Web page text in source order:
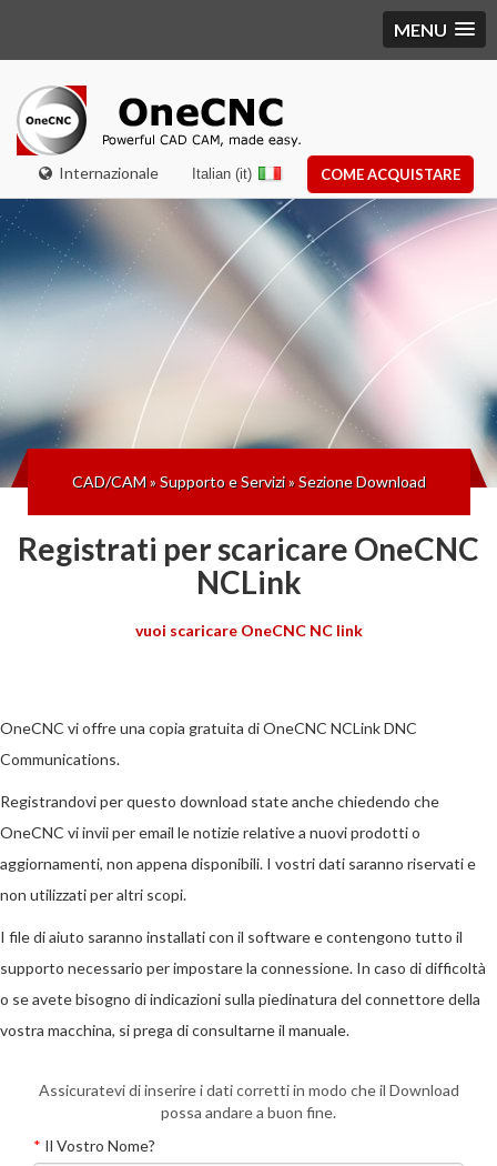
MENU
Internazionale COME ACQUISTARE
Italian (it)
CAD/CAM»Supporto e Servizi»Sezione Download
Registrati per scaricare OneCNC
NCLink
vuoi scaricare OneCNC NC link
OneCNC vi offre una copia gratuita di OneCNC NCLink DNC
Communications.
Registrandovi per questo download state anche chiedendo che
OneCNC vi invii per email le notizie relative a nuovi prodotti o
aggiornamenti, non appena disponibili. I vostri dati saranno riservati e
non utilizzati per altri scopi.
I file di aiuto saranno installati con il software e contengono tutto il
supporto necessario per impostare la connessione. In caso di difficoltà
o se avete bisogno di indicazioni sulla piedinatura del connettore della
vostra macchina, si prega di consultarne il manuale.
Assicuratevi di inserire i dati corretti in modo che il Download
possa andare a buon fine.
* Il Vostro Nome?